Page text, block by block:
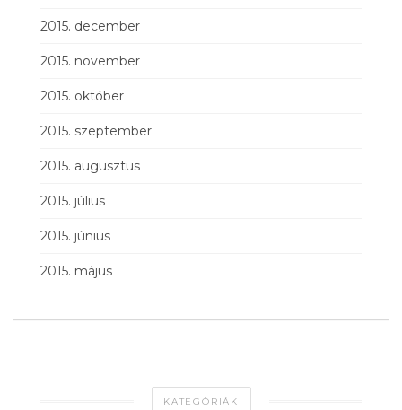
2015. december
2015. november
2015. október
2015. szeptember
2015. augusztus
2015. július
2015. június
2015. május
KATEGÓRIÁK